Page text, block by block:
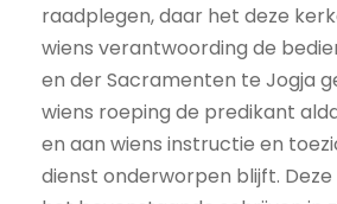
raadplegen, daar het deze
wiens verantwoording de
en der Sacramenten te Jogja
wiens roeping de predikant
en aan wiens instructie en
dienst onderworpen blijft.